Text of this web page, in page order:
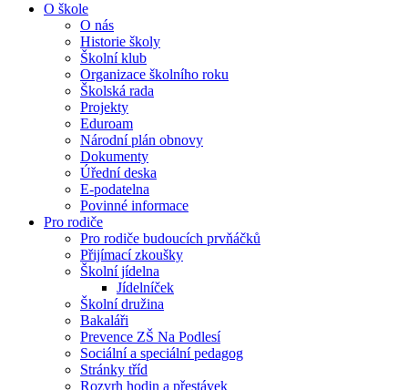
O škole
O nás
Historie školy
Školní klub
Organizace školního roku
Školská rada
Projekty
Eduroam
Národní plán obnovy
Dokumenty
Úřední deska
E-podatelna
Povinné informace
Pro rodiče
Pro rodiče budoucích prvňáčků
Přijímací zkoušky
Školní jídelna
Jídelníček
Školní družina
Bakaláři
Prevence ZŠ Na Podlesí
Sociální a speciální pedagog
Stránky tříd
Rozvrh hodin a přestávek